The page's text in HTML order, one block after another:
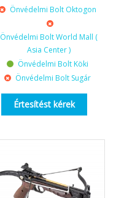
Önvédelmi Bolt Oktogon
Önvédelmi Bolt World Mall (
Asia Center )
Önvédelmi Bolt Köki
Önvédelmi Bolt Sugár
Értesítést kérek